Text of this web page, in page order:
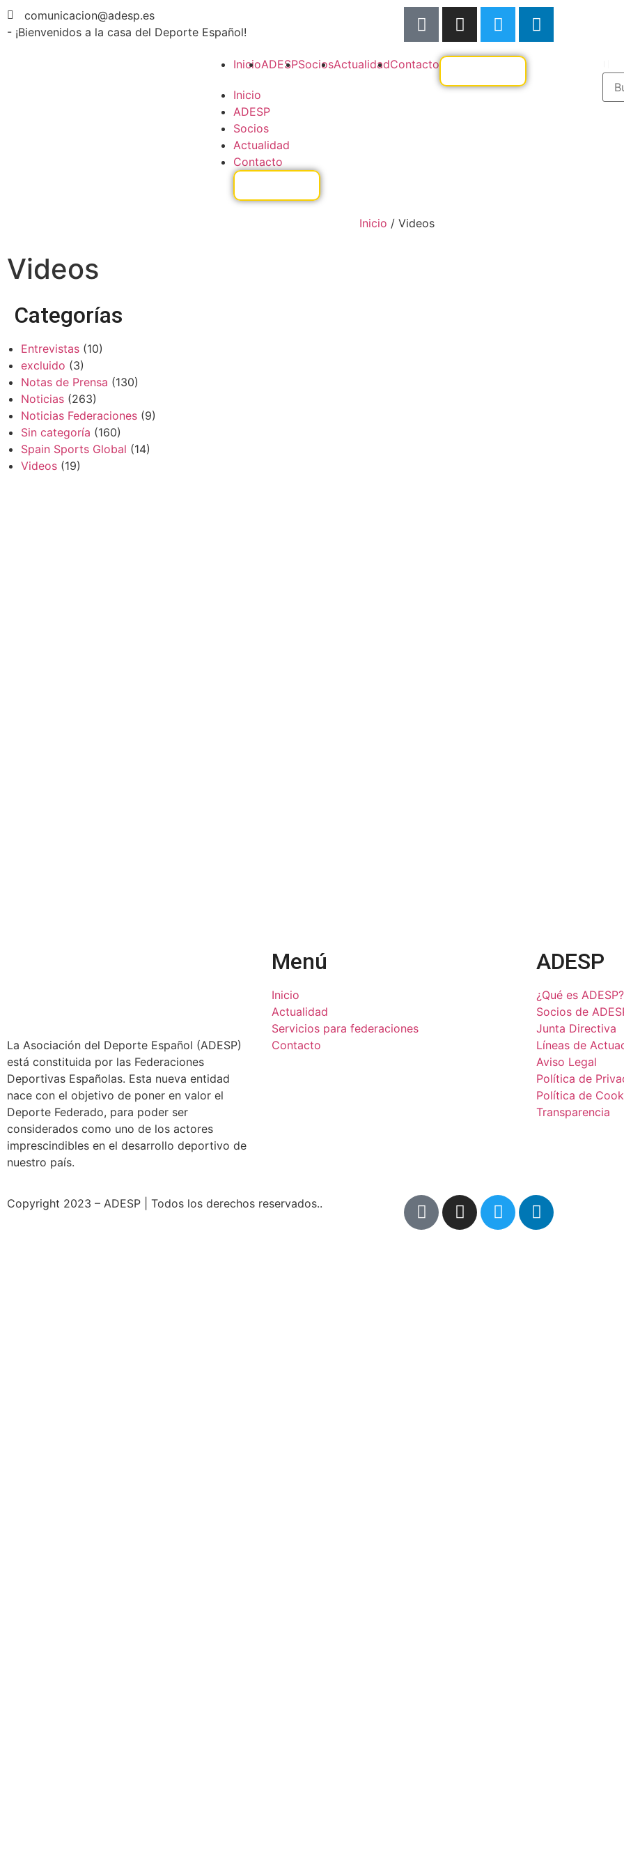
comunicacion@adesp.es
- ¡Bienvenidos a la casa del Deporte Español!
InicioADESPSociosActualidadContacto
Inicio
ADESP
Socios
Actualidad
Contacto
Inicio / Videos
Videos
Categorías
Entrevistas (10)
excluido (3)
Notas de Prensa (130)
Noticias (263)
Noticias Federaciones (9)
Sin categoría (160)
Spain Sports Global (14)
Videos (19)
La Asociación del Deporte Español (ADESP)
está constituida por las Federaciones
Deportivas Españolas. Esta nueva entidad
nace con el objetivo de poner en valor el
Deporte Federado, para poder ser
considerados como uno de los actores
imprescindibles en el desarrollo deportivo de
nuestro país.
Menú
Inicio
Actualidad
Servicios para federaciones
Contacto
ADESP
¿Qué es ADESP?
Socios de
Junta Directiva
Líneas de
Aviso Legal
Política de
Política de
Transparencia
Copyright 2023 – ADESP | Todos los derechos reservados..